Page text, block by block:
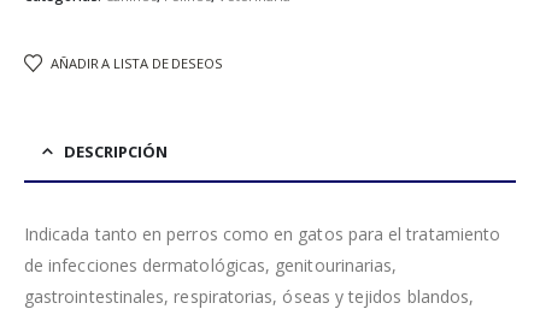
AÑADIR A LISTA DE DESEOS
DESCRIPCIÓN
Indicada tanto en perros como en gatos para el tratamiento
de infecciones dermatológicas, genitourinarias,
gastrointestinales, respiratorias, óseas y tejidos blandos,